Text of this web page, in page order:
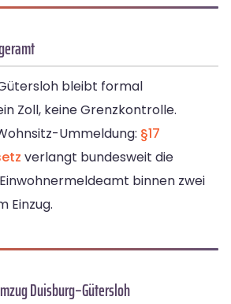
bleibt formal
Zoll, keine Grenzkontrolle.
Ummeldung: §17
verlangt bundesweit die
binnen zwei
Einzug.
Duisburg–Gütersloh